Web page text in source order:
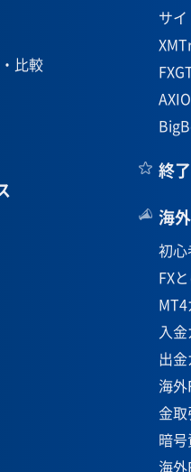
比較
サ
終
海
初心
FX
入
出
海
金取
暗
海